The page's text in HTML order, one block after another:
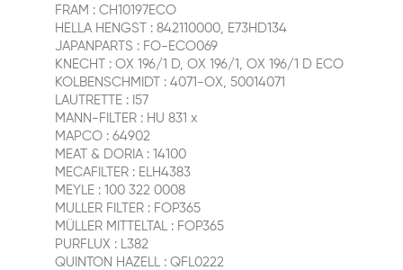
FRAM : CH10197ECO
HELLA HENGST : 842110000, E73HD134
JAPANPARTS : FO-ECO069
KNECHT : OX 196/1 D, OX 196/1, OX 196/1 D ECO
KOLBENSCHMIDT : 4071-OX, 50014071
LAUTRETTE : I57
MANN-FILTER : HU 831 x
MAPCO : 64902
MEAT & DORIA : 14100
MECAFILTER : ELH4383
MEYLE : 100 322 0008
MULLER FILTER : FOP365
MÜLLER MITTELTAL : FOP365
PURFLUX : L382
QUINTON HAZELL : QFL0222